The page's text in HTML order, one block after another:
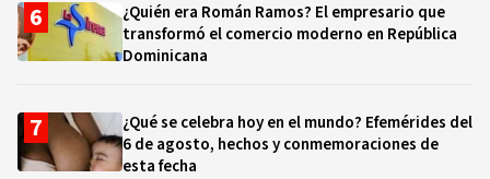
¿Quién era Román Ramos? El empresario que
transformó el comercio moderno en República
Dominicana
¿Qué se celebra hoy en el mundo? Efemérides del
6 de agosto, hechos y conmemoraciones de
esta fecha